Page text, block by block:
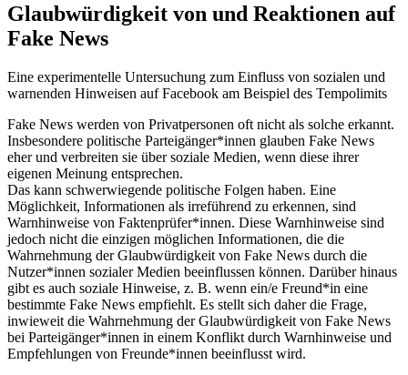
Glaubwürdigkeit von und Reaktionen auf
Fake News
Eine experimentelle Untersuchung zum Einfluss von sozialen und
warnenden Hinweisen auf Facebook am Beispiel des Tempolimits
Fake News werden von Privatpersonen oft nicht als solche erkannt.
Insbesondere politische Parteigänger*innen glauben Fake News
eher und verbreiten sie über soziale Medien, wenn diese ihrer
eigenen Meinung entsprechen.
Das kann schwerwiegende politische Folgen haben. Eine
Möglichkeit, Informationen als irreführend zu erkennen, sind
Warnhinweise von Faktenprüfer*innen. Diese Warnhinweise sind
jedoch nicht die einzigen möglichen Informationen, die die
Wahrnehmung der Glaubwürdigkeit von Fake News durch die
Nutzer*innen sozialer Medien beeinflussen können. Darüber hinaus
gibt es auch soziale Hinweise, z. B. wenn ein/e Freund*in eine
bestimmte Fake News empfiehlt. Es stellt sich daher die Frage,
inwieweit die Wahrnehmung der Glaubwürdigkeit von Fake News
bei Parteigänger*innen in einem Konflikt durch Warnhinweise und
Empfehlungen von Freunde*innen beeinflusst wird.